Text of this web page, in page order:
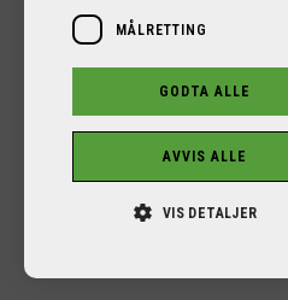
PROFI CAMPER BERGEN AS
POWERED BY EMPORI CMS
MÅLRETTING
GODTA ALLE
AVVIS ALLE
VIS DETALJER